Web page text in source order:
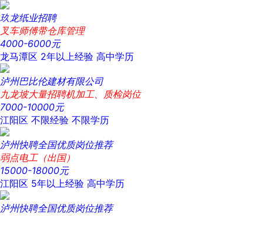
玖龙纸业招聘
叉车师傅带仓库管理
4000-6000元
龙马潭区 2年以上经验 高中学历
泸州巴比伦建材有限公司
九龙坡大量招聘机加工、质检岗位
7000-10000元
江阳区 不限经验 不限学历
泸州快聘全国优质岗位推荐
弱点电工（出国）
15000-18000元
江阳区 5年以上经验 高中学历
泸州快聘全国优质岗位推荐